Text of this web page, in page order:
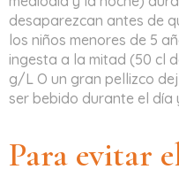
desaparezcan antes de
los niños menores de 5
ingesta a la mitad (50 cl
g/L O un gran pellizco
ser bebido durante el día
Para evitar